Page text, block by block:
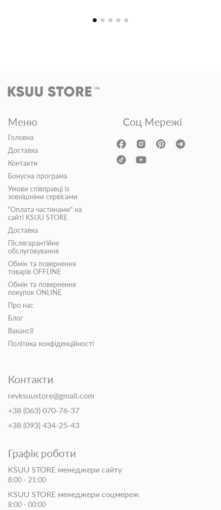
Меню
Головна
Доставка
Контакти
Бонусна програма
Умови співправці із
зовнішніми сервісами
"Оплата частинами" на
сайті KSUU STORE
Доставка
Післягарантійне
обслуговування
Обмін та повернення
товарів OFFLINE
Обмін та повернення
покупок ONLINE
Про нас
Блог
Вакансії
Політика конфіденційності
Контакти
revksuustore@gmail.com
+38 (063) 070-76-37
+38 (093) 434-25-43
Графік роботи
KSUU STORE менеджери сайту
8:00 - 21:00
KSUU STORE менеджери соцмереж
8:00 - 00:00
Соц Мережі